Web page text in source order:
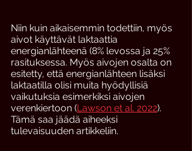
Niin kuin aikaisemmin todettiin, myös
aivot käyttävät laktaattia
energianlähteenä (8% levossa ja 25%
rasituksessa. Myös aivojen osalta on
esitetty, että energianlähteen lisäksi
laktaatilla olisi muita hyödyllisiä
vaikutuksia esimerkiksi aivojen
verenkiertoon (Lawson et al. 2022).
Tämä saa jäädä aiheeksi
tulevaisuuden artikkeliin.